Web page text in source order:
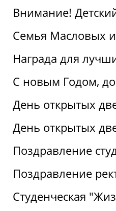
Внимание!
Семья Масловых
Награда для
С новым Годом,
День открытых
День открытых
Поздравление
Поздравление
Студенческая